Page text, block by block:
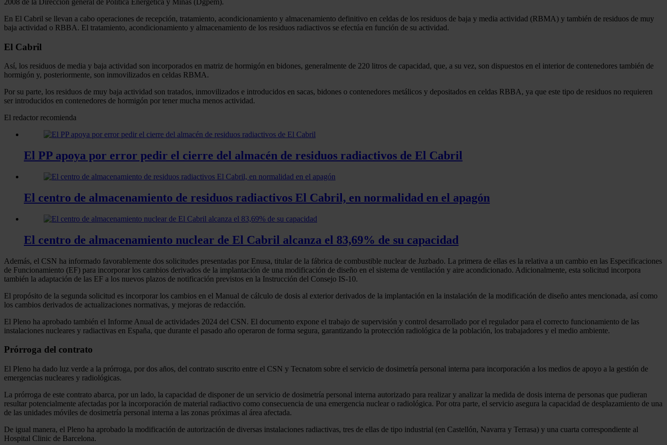
En El Cabril se llevan a cabo operaciones de recepción, tratamiento, acondicionamiento y almacenamiento definitivo en celdas de los residuos de baja y media actividad (RBMA) y también de residuos de muy
baja actividad o RBBA. El tratamiento, acondicionamiento y almacenamiento de los residuos radiactivos se efectúa en función de su actividad.
El Cabril
Así, los residuos de media y baja actividad son incorporados en matriz de hormigón en bidones, generalmente de 220 litros de capacidad, que, a su vez, son dispuestos en el interior de contenedores también de
hormigón y, posteriormente, son inmovilizados en celdas RBMA.
Por su parte, los residuos de muy baja actividad son tratados, inmovilizados e introducidos en sacas, bidones o contenedores metálicos y depositados en celdas RBBA, ya que este tipo de residuos no requieren
ser introducidos en contenedores de hormigón por tener mucha menos actividad.
El redactor recomienda
El PP apoya por error pedir el cierre del almacén de residuos radiactivos de El Cabril
El centro de almacenamiento de residuos radiactivos El Cabril, en normalidad en el apagón
El centro de almacenamiento nuclear de El Cabril alcanza el 83,69% de su capacidad
Además, el CSN ha informado favorablemente dos solicitudes presentadas por Enusa, titular de la fábrica de combustible nuclear de Juzbado. La primera de ellas es la relativa a un cambio en las Especificaciones
de Funcionamiento (EF) para incorporar los cambios derivados de la implantación de una modificación de diseño en el sistema de ventilación y aire acondicionado. Adicionalmente, esta solicitud incorpora
también la adaptación de las EF a los nuevos plazos de notificación previstos en la Instrucción del Consejo IS-10.
El propósito de la segunda solicitud es incorporar los cambios en el Manual de cálculo de dosis al exterior derivados de la implantación en la instalación de la modificación de diseño antes mencionada, así como
los cambios derivados de actualizaciones normativas, y mejoras de redacción.
El Pleno ha aprobado también el Informe Anual de actividades 2024 del CSN. El documento expone el trabajo de supervisión y control desarrollado por el regulador para el correcto funcionamiento de las
instalaciones nucleares y radiactivas en España, que durante el pasado año operaron de forma segura, garantizando la protección radiológica de la población, los trabajadores y el medio ambiente.
Prórroga del contrato
El Pleno ha dado luz verde a la prórroga, por dos años, del contrato suscrito entre el CSN y Tecnatom sobre el servicio de dosimetría personal interna para incorporación a los medios de apoyo a la gestión de
emergencias nucleares y radiológicas.
La prórroga de este contrato abarca, por un lado, la capacidad de disponer de un servicio de dosimetría personal interna autorizado para realizar y analizar la medida de dosis interna de personas que pudieran
resultar potencialmente afectadas por la incorporación de material radiactivo como consecuencia de una emergencia nuclear o radiológica. Por otra parte, el servicio asegura la capacidad de desplazamiento de una
de las unidades móviles de dosimetría personal interna a las zonas próximas al área afectada.
De igual manera, el Pleno ha aprobado la modificación de autorización de diversas instalaciones radiactivas, tres de ellas de tipo industrial (en Castellón, Navarra y Terrasa) y una cuarta correspondiente al
Hospital Clinic de Barcelona.